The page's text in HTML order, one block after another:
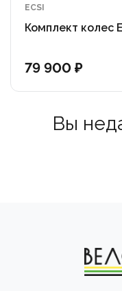
ECSI
Комплект колес
79 900 ₽
Вы